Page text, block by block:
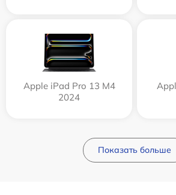
Apple iPad Pro 13 M4
2024
Показать больше